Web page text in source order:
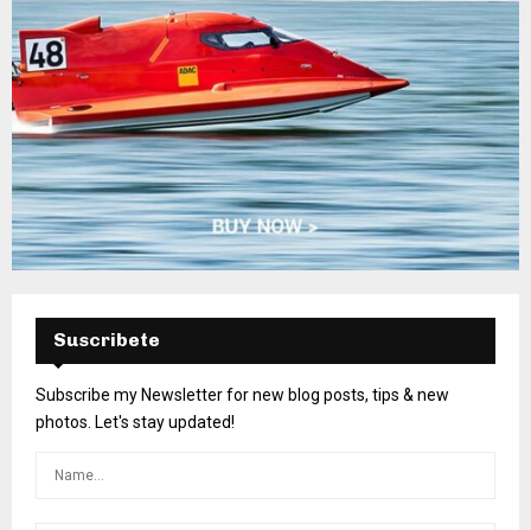
Suscribete
Subscribe my Newsletter for new blog posts, tips & new
photos. Let's stay updated!